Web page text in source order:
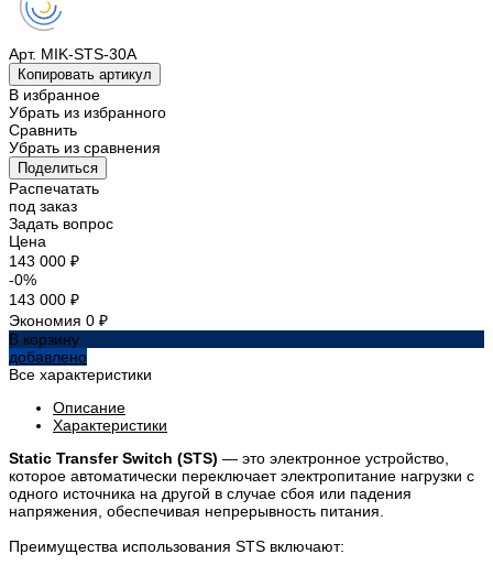
Арт. MIK-STS-30A
Копировать артикул
В избранное
Убрать из избранного
Сравнить
Убрать из сравнения
Поделиться
Распечатать
под заказ
Задать вопрос
Цена
143 000 ₽
-0%
143 000 ₽
Экономия 0 ₽
В корзину
добавлено
Все характеристики
Описание
Характеристики
Static Transfer Switch (STS) — это электронное устройство,
которое автоматически переключает электропитание нагрузки с
одного источника на другой в случае сбоя или падения
напряжения, обеспечивая непрерывность питания.
Преимущества использования STS включают: